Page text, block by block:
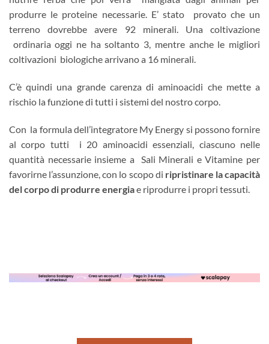
produrre le proteine necessarie. E’ stato provato che un
terreno dovrebbe avere 92 minerali. Una coltivazione
ordinaria oggi ne ha soltanto 3, mentre anche le migliori
coltivazioni biologiche arrivano a 16 minerali.
C’è quindi una grande carenza di aminoacidi che mette a
rischio la funzione di tutti i sistemi del nostro corpo.
Con la formula dell’integratore My Energy si possono fornire
al corpo tutti i 20 aminoacidi essenziali, ciascuno nelle
quantità necessarie insieme a Sali Minerali e Vitamine per
favorirne l’assunzione, con lo scopo di ripristinare la capacità
del corpo di produrre energiae riprodurre i propri tessuti.